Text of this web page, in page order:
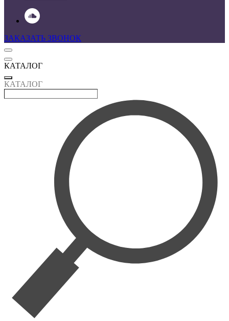
ЗАКАЗАТЬ ЗВОНОК
КАТАЛОГ
КАТАЛОГ